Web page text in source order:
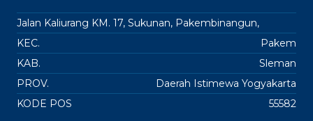
Jalan Kaliurang KM. 17, Sukunan, Pakembinangun,
KEC.
Pakem
KAB.
Sleman
PROV.
Daerah Istimewa Yogyakarta
KODE POS
55582